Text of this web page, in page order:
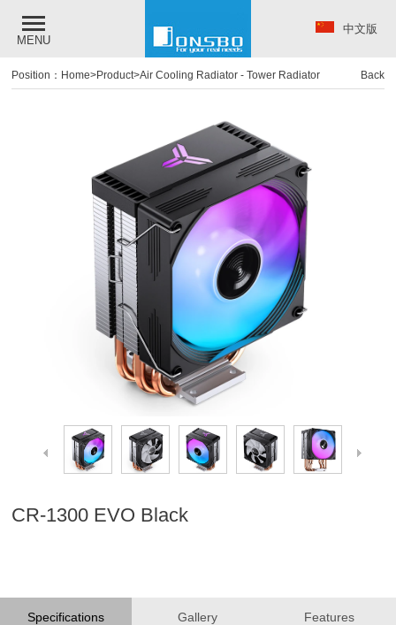
MENU
中文版
Back
Position： Home>Product>Air Cooling Radiator -Tower Radiator
CR-1300 EVO Black
Specifications Gallery Features